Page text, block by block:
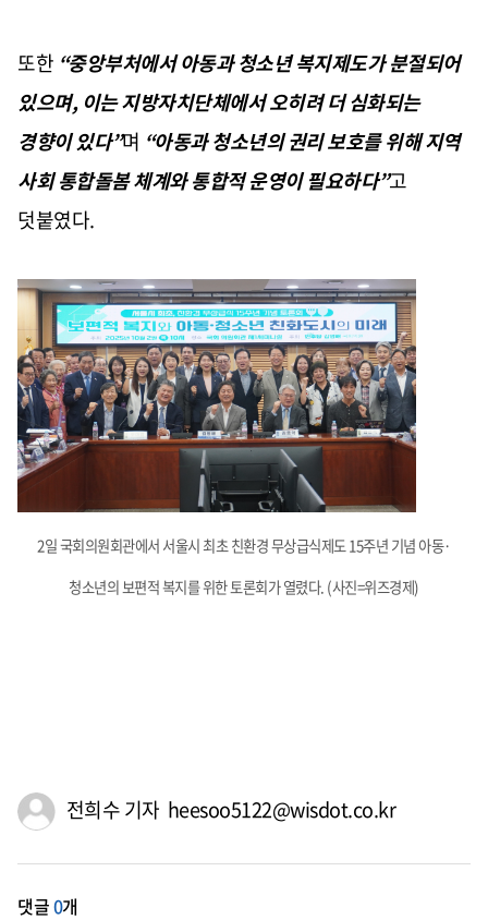
또한 “중앙부처에서 아동과 청소년 복지제도가 분절되어
있으며, 이는 지방자치단체에서 오히려 더 심화되는
경향이 있다”며 “아동과 청소년의 권리 보호를 위해 지역
사회 통합돌봄 체계와 통합적 운영이 필요하다”고
덧붙였다.
2일 국회의원회관에서 서울시 최초 친환경 무상급식제도 15주년 기념 아동·
청소년의 보편적 복지를 위한 토론회가 열렸다. (사진=위즈경제)
전희수 기자 heesoo5122@wisdot.co.kr
댓글0개